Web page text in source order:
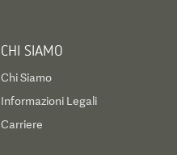
CHI SIAMO
Chi Siamo
Informazioni Legali
Carriere